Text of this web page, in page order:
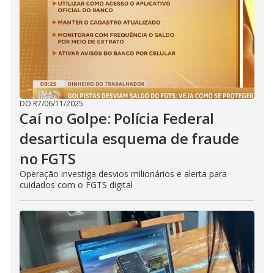
DO R7/06/11/2025
Caí no Golpe: Polícia Federal
desarticula esquema de fraude
no FGTS
Operação investiga desvios milionários e alerta para
cuidados com o FGTS digital